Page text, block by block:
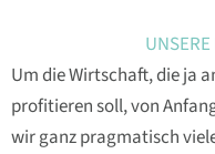
Um die Wirtschaft, die ja
profitieren soll, von
wir ganz pragmatisch